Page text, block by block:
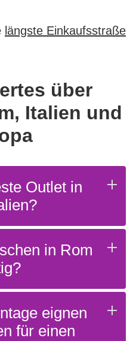
längste Einkaufsstraße
über
Italien und
Outlet in
in Rom
eignen
für einen